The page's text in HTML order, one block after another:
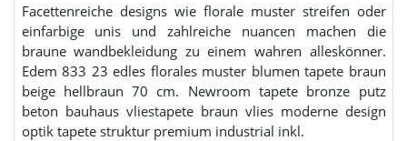
Facettenreiche designs wie florale muster streifen oder
einfarbige unis und zahlreiche nuancen machen die
braune wandbekleidung zu einem wahren alleskönner.
Edem 833 23 edles florales muster blumen tapete braun
beige hellbraun 70 cm. Newroom tapete bronze putz
beton bauhaus vliestapete braun vlies moderne design
optik tapete struktur premium industrial inkl.